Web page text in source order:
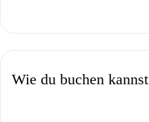
Wie du buchen kannst